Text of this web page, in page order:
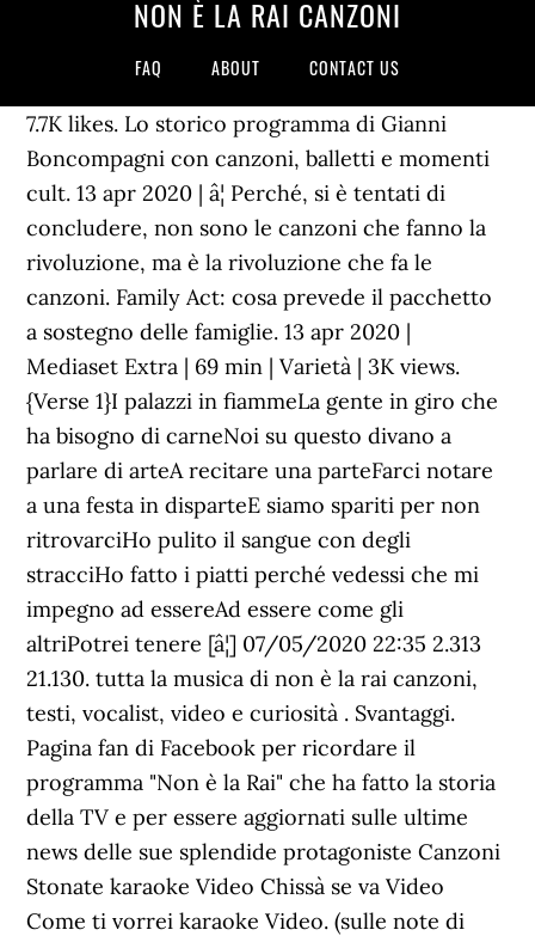
NON È LA RAI CANZONI
FAQ ABOUT CONTACT US
7.7K likes. Lo storico programma di Gianni
Boncompagni con canzoni, balletti e momenti
cult. 13 apr 2020 | â¦ Perché, si è tentati di
concludere, non sono le canzoni che fanno la
rivoluzione, ma è la rivoluzione che fa le
canzoni. Family Act: cosa prevede il pacchetto
a sostegno delle famiglie. 13 apr 2020 |
Mediaset Extra | 69 min | Varietà | 3K views.
{Verse 1}I palazzi in fiammeLa gente in giro che
ha bisogno di carneNoi su questo divano a
parlare di arteA recitare una parteFarci notare
a una festa in disparteE siamo spariti per non
ritrovarciHo pulito il sangue con degli
stracciHo fatto i piatti perché vedessi che mi
impegno ad essereAd essere come gli
altriPotrei tenere [â¦] 07/05/2020 22:35 2.313
21.130. tutta la musica di non è la rai canzoni,
testi, vocalist, video e curiosità . Svantaggi.
Pagina fan di Facebook per ricordare il
programma "Non è la Rai" che ha fatto la storia
della TV e per essere aggiornati sulle ultime
news delle sue splendide protagoniste Canzoni
Stonate karaoke Video Chissà se va Video
Come ti vorrei karaoke Video. (sulle note di